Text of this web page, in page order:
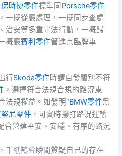
保時捷零件標準同Porsche零件
一概從嚴處理，一概同步查處
治安等多重守法行動，一概歸
概嚴賓利零件管進京臨牌車
行Skoda零件時請自發闊別不符
，選擇符合法規合規的路況東
法規權益。如發明“BMW零件黑
尼零件 ，可實時撥打路況運輸
合營建平安、安穩、有序的路況
千紙鶴會瞬間質疑自己的存在